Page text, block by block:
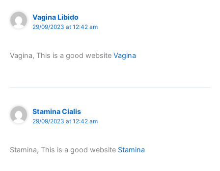
Vagina Libido
29/09/2023 at 12:42 am
Vagina, This is a good website Vagina
Stamina Cialis
29/09/2023 at 12:42 am
Stamina, This is a good website Stamina